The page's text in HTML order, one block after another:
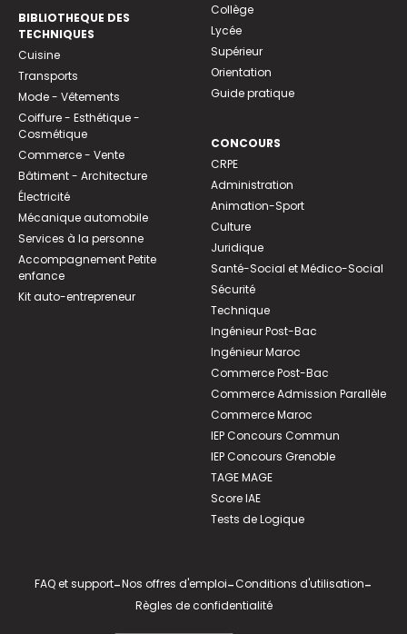
BIBLIOTHEQUE DES
TECHNIQUES
Cuisine
Transports
Mode - Vêtements
Coiffure - Esthétique -
Cosmétique
Commerce - Vente
Bâtiment - Architecture
Électricité
Mécanique automobile
Services à la personne
Accompagnement Petite
enfance
Kit auto-entrepreneur
Collège
Lycée
Supérieur
Orientation
Guide pratique
CONCOURS
CRPE
Administration
Animation-Sport
Culture
Juridique
Santé-Social et Médico-Social
Sécurité
Technique
Ingénieur Post-Bac
Ingénieur Maroc
Commerce Post-Bac
Commerce Admission Parallèle
Commerce Maroc
IEP Concours Commun
IEP Concours Grenoble
TAGE MAGE
Score IAE
Tests de Logique
FAQ et support-Nos offres d'emploi-Conditions d'utilisation-
Règles de confidentialité